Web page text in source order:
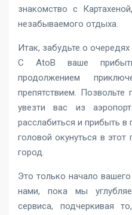
знакомство с
незабываемого отдыха.
Итак, забудьте о
С AtoB ваше
продолжением
препятствием.
увезти вас из
расслабиться и прибыть в
головой окунуться в этот
город.
Это только начало
нами, пока мы
сервиса, подчеркивая